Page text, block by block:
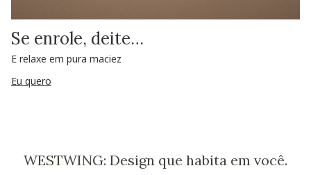
Se enrole, deite…
E relaxe em pura maciez
Eu quero
WESTWING: Design que habita em você.